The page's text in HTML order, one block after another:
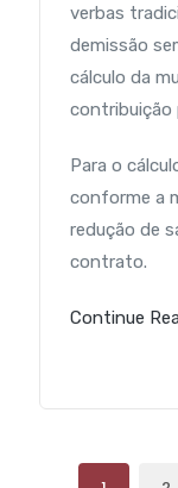
verbas
demissão
cálculo da
contribuição
Para o
conforme a
redução de
contrato.
Continue